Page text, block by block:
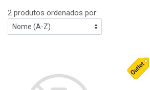
2 produtos ordenados por: